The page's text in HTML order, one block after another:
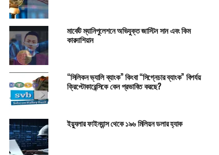
চীনের ৩৫ টি ব্যাংক ডিজিটাল কয়েন ইউয়ানকে স্বীকৃতি
মার্কেট ম্যানিপুলেশনে অভিযুক্ত জাস্টিন সান এবং কিম
কারদাশিয়ান
“সিলিকন ভ্যালি ব্যাংক” কিংবা “সিগ্নেচার ব্যাংক” বিপর্যয়
ক্রিপ্টোকারেন্সিকে কেন প্রভাবিত করছে?
ইয়্যুলার ফাইন্যান্স থেকে ১৯৬ মিলিয়ন ডলার হ্যাক